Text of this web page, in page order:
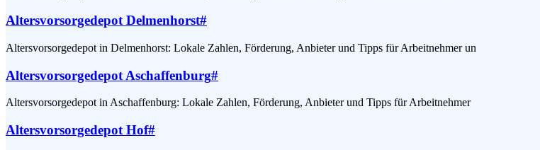
Altersvorsorgedepot Delmenhorst#
Altersvorsorgedepot in Delmenhorst: Lokale Zahlen, Förderung, Anbieter und Tipps für Arbeitnehmer un
Altersvorsorgedepot Aschaffenburg#
Altersvorsorgedepot in Aschaffenburg: Lokale Zahlen, Förderung, Anbieter und Tipps für Arbeitnehmer
Altersvorsorgedepot Hof#